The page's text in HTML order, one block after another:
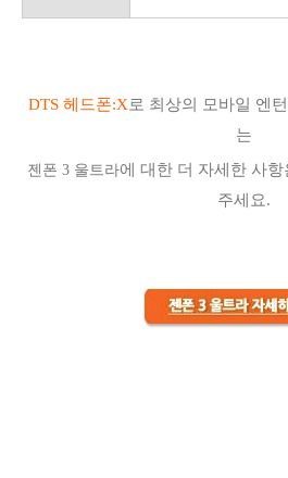
DTS 헤드폰:X로 최상의 모바일 엔
는
젠폰 3 울트라에 대한 더 자세한 사
주세요.